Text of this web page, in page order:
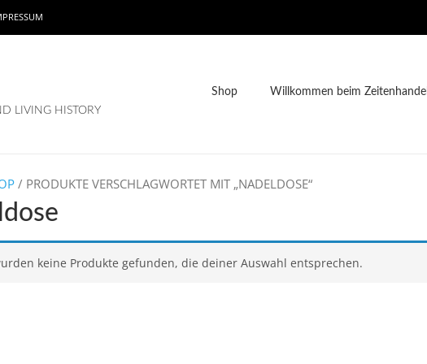
LIVING HISTORY
Shop Willkommen beim Zeitenhandel
/ PRODUKTE VERSCHLAGWORTET MIT „NADELDOSE“
keine Produkte gefunden, die deiner Auswahl entsprechen.